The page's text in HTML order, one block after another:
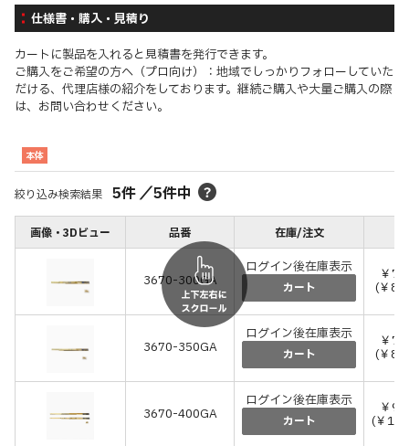
仕様書・購入・見積り
カートに製品を入れると見積書を発行できます。
ご購入をご希望の方へ（プロ向け）：地域でしっかりフォローしていた
だける、代理店様の紹介をしております。継続ご購入や大量ご購入の際
は、お問い合わせください。
本体
絞り込み検索結果 5件／5件中
画像・3Dビュー 品番 在庫/注文
3670-300GA
ログイン後在庫表示
カート
￥
(￥
3670-350GA
ログイン後在庫表示
カート
￥
(￥
3670-400GA
ログイン後在庫表示
カート
￥
(￥